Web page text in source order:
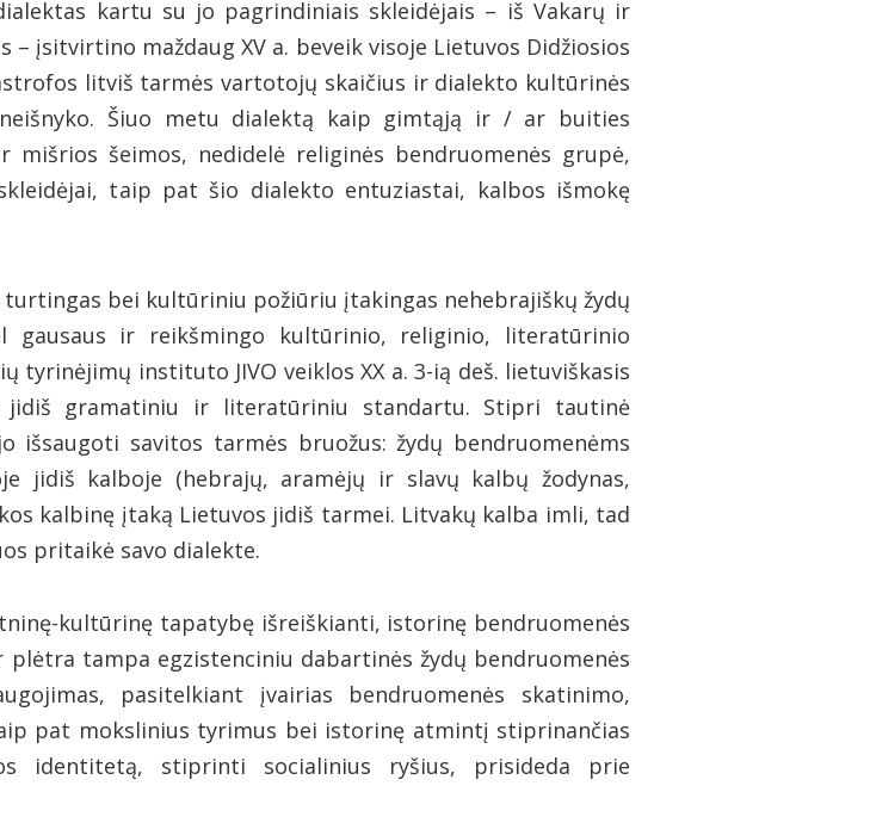
kartu su jo pagrindiniais skleidėjais – iš Vakarų ir
– įsitvirtino maždaug XV a. beveik visoje Lietuvos Didžiosios
litviš tarmės vartotojų skaičius ir dialekto kultūrinės
Šiuo metu dialektą kaip gimtąją ir / ar buities
šeimos, nedidelė religinės bendruomenės grupė,
taip pat šio dialekto entuziastai, kalbos išmokę
bei kultūriniu požiūriu įtakingas nehebrajiškų žydų
gausaus ir reikšmingo kultūrinio, religinio, literatūrinio
tyrinėjimų instituto JIVO veiklos XX a. 3-ią deš. lietuviškasis
jidiš gramatiniu ir literatūriniu standartu. Stipri tautinė
išsaugoti savitos tarmės bruožus: žydų bendruomenėms
jidiš kalboje (hebrajų, aramėjų ir slavų kalbų žodynas,
kalbinę įtaką Lietuvos jidiš tarmei. Litvakų kalba imli, tad
pritaikė savo dialekte.
kultūrinę tapatybę išreiškianti, istorinę bendruomenės
tampa egzistenciniu dabartinės žydų bendruomenės
pasitelkiant įvairias bendruomenės skatinimo,
pat mokslinius tyrimus bei istorinę atmintį stiprinančias
identitetą, stiprinti socialinius ryšius, prisideda prie